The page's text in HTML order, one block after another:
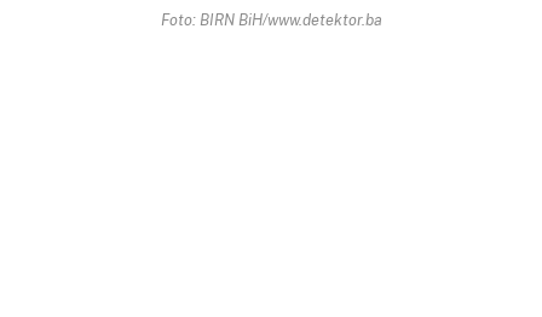
Foto: BIRN BiH/www.detektor.ba